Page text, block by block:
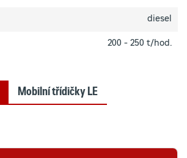
diesel
200 - 250 t/hod.
Mobilní třídičky LE